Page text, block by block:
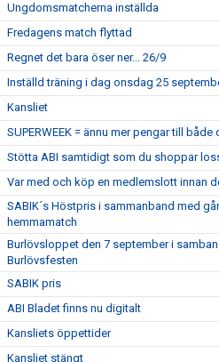
Ungdomsmatcherna inställda
Fredagens match flyttad
Regnet det bara öser ner... 26/9
Inställd träning i dag onsdag 25
Kansliet
SUPERWEEK = ännu mer pengar till
Stötta ABI samtidigt som du shoppar
Var med och köp en medlemslott innan
SABIK´s Höstpris i sammanband med
hemmamatch
Burlövsloppet den 7 september i
Burlövsfesten
SABIK pris
ABI Bladet finns nu digitalt
Kansliets öppettider
Kansliet stängt